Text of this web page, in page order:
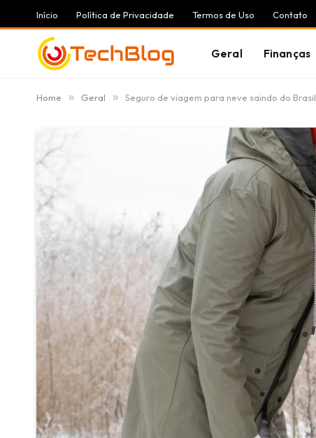
Início Política de Privacidade Termos de Uso Contato
Geral Finanças
Home » Geral » Seguro de viagem para neve saindo do